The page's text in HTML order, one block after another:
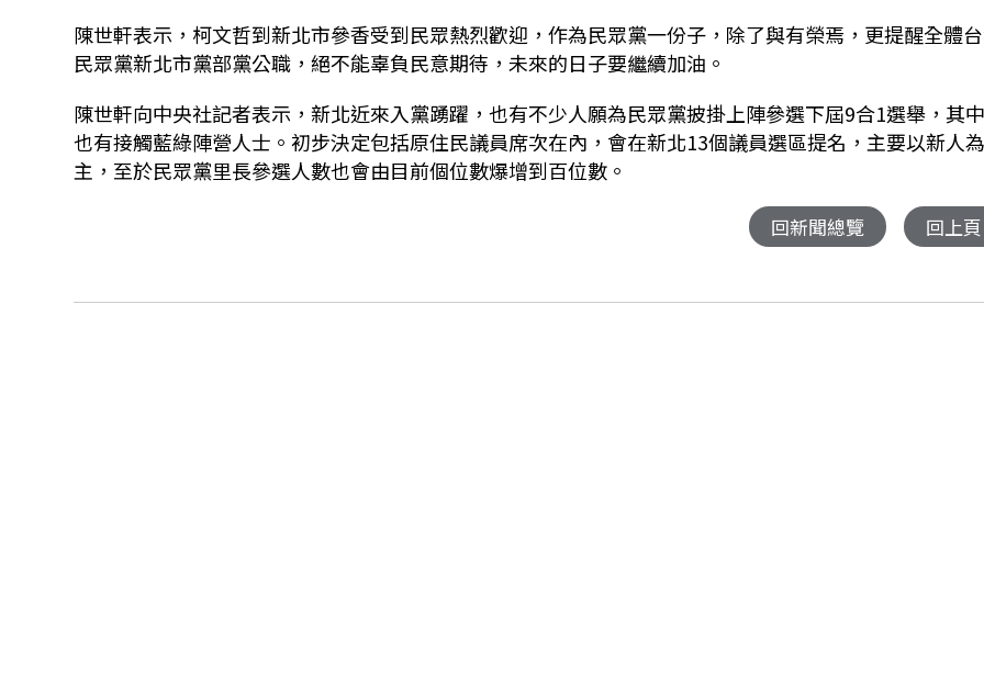
陳世軒表示，柯文哲到新北市參香受到民眾熱烈歡迎，作為民眾黨一份子，除了與有榮焉，更提醒全體
民眾黨新北市黨部黨公職，絕不能辜負民意期待，未來的日子要繼續加油。
陳世軒向中央社記者表示，新北近來入黨踴躍，也有不少人願為民眾黨披掛上陣參選下屆9合1選舉，其
也有接觸藍綠陣營人士。初步決定包括原住民議員席次在內，會在新北13個議員選區提名，主要以新人
主，至於民眾黨里長參選人數也會由目前個位數爆增到百位數。
回新聞總覽 回上頁